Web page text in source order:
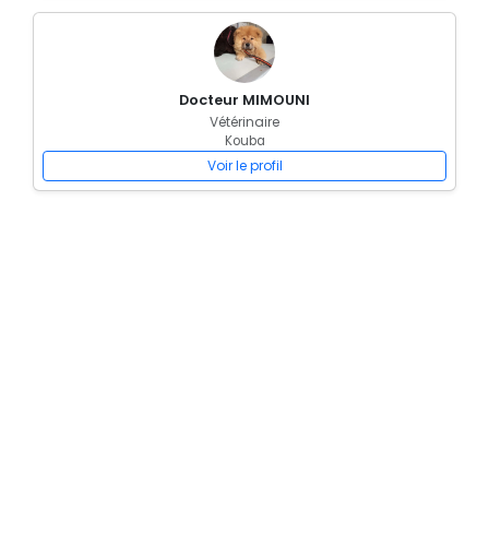
Docteur MIMOUNI
Vétérinaire
Kouba
Voir le profil